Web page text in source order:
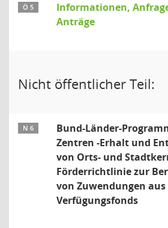
Ö 5
Informationen,
Anträge
Nicht öffentlicher Teil:
N 6
Bund-Länder-
Zentren -Erhalt und
von Orts- und
Förderrichtlinie zur
von Zuwendungen aus
Verfügungsfonds